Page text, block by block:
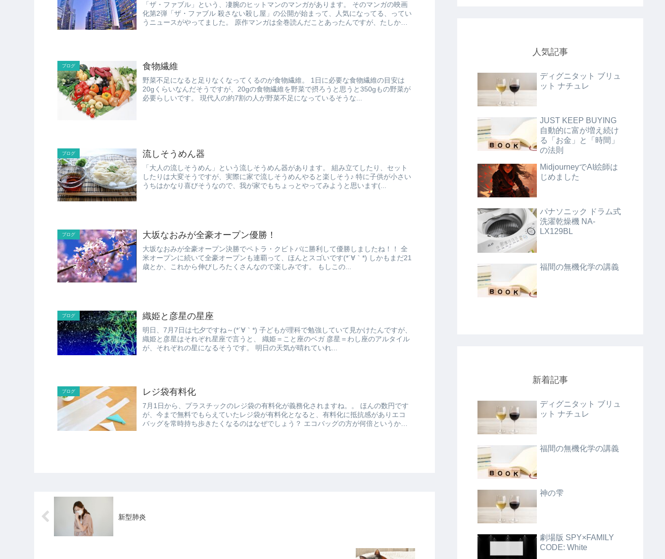
「ザ・ファブル」という、凄腕のヒットマンのマンガがあります。 そのマンガの映画
化第2弾「ザ・ファブル 殺さない殺し屋」の公開が始まって、人気になってる、ってい
うニュースがやってました。 原作マンガは全巻読んだことあったんですが、たしか
ブログ 食物繊維
野菜不足になると足りなくなってくるのが食物繊維。 1日に必要な食物繊維の目安は
20gくらいなんだそうですが、20gの食物繊維を野菜で摂ろうと思うと350gもの野菜が
必要らしいです。 現代人の約7割の人が野菜不足になっているそうな...
ブログ 流しそうめん器
「大人の流しそうめん」という流しそうめん器があります。 組み立てしたり、セット
したりは大変そうですが、実際に家で流しそうめんやると楽しそう♪ 特に子供が小さい
うちはかなり喜びそうなので、我が家でもちょっとやってみようと思います(...
ブログ 大坂なおみが全豪オープン優勝！
大坂なおみが全豪オープン決勝でペトラ・クビトバに勝利して優勝しましたね！！ 全
米オープンに続いて全豪オープンも連覇って、ほんとスゴいです(*´∀｀*) しかもまだ21
歳とか、これから伸びしろたくさんなので楽しみです。 もしこの...
ブログ 織姫と彦星の星座
明日、7月7日は七夕ですね～(*´∀｀*) 子どもが理科で勉強していて見かけたんですが、
織姫と彦星はそれぞれ星座で言うと、 織姫＝こと座のベガ 彦星＝わし座のアルタイル
が、それぞれの星になるそうです。 明日の天気が晴れていれ...
ブログ レジ袋有料化
7月1日から、プラスチックのレジ袋の有料化が義務化されますね。。 ほんの数円です
が、今まで無料でもらえていたレジ袋が有料化となると、有料化に抵抗感がありエコ
バッグを常時持ち歩きたくなるのはなぜでしょう？ エコバッグの方が何倍というか、
新型肺炎
人気記事
ディグニタット ブリュ
ット ナチュレ
JUST KEEP BUYING
自動的に富が増え続け
る「お金」と「時間」
の法則
MidjourneyでAI絵師は
じめました
パナソニック ドラム式
洗濯乾燥機 NA-
LX129BL
福間の無機化学の講義
新着記事
ディグニタット ブリュ
ット ナチュレ
福間の無機化学の講義
神の雫
劇場版 SPY×FAMILY
CODE: White